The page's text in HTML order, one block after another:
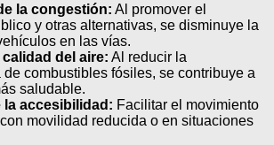
la congestión: Al promover el
y otras alternativas, se disminuye la
en las vías.
calidad del aire: Al reducir la
combustibles fósiles, se contribuye a
saludable.
la accesibilidad: Facilitar el movimiento
movilidad reducida o en situaciones